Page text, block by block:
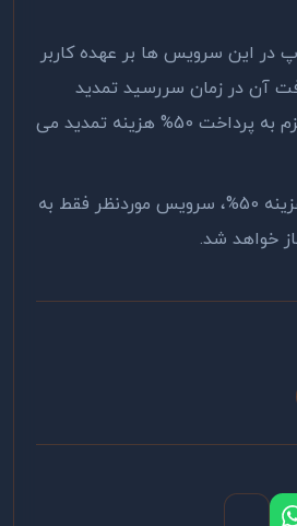
در این سرویس ها بر عهده کاربر
آن در زمان سررسید تمدید
سرویس، کاربر ملزم به پرداخت 50% هزینه تمدید می
پس از پرداخت هزینه 50%، سرویس موردنظر فقط به